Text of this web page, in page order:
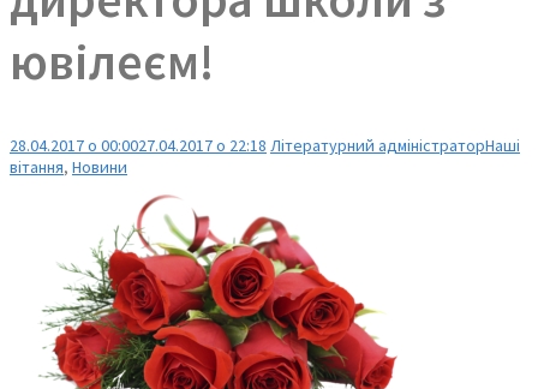
ювілеєм!
28.04.2017 о 00:0027.04.2017 о 22:18 Літературний адміністраторНаші
вітання, Новини